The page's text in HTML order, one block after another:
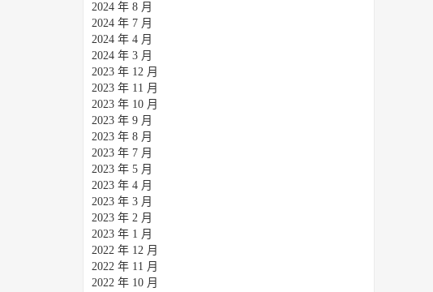
2024 年 8 月
2024 年 7 月
2024 年 4 月
2024 年 3 月
2023 年 12 月
2023 年 11 月
2023 年 10 月
2023 年 9 月
2023 年 8 月
2023 年 7 月
2023 年 5 月
2023 年 4 月
2023 年 3 月
2023 年 2 月
2023 年 1 月
2022 年 12 月
2022 年 11 月
2022 年 10 月